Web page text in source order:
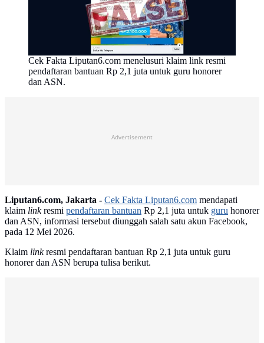
Cek Fakta Liputan6.com menelusuri klaim link resmi
pendaftaran bantuan Rp 2,1 juta untuk guru honorer
dan ASN.
Advertisement
Liputan6.com, Jakarta - Cek Fakta Liputan6.com mendapati
klaim linkresmi pendaftaran bantuan Rp 2,1 juta untuk guru honorer
dan ASN, informasi tersebut diunggah salah satu akun Facebook,
pada 12 Mei 2026.
Klaim linkresmi pendaftaran bantuan Rp 2,1 juta untuk guru
honorer dan ASN berupa tulisa berikut.